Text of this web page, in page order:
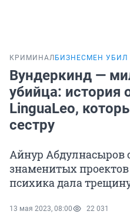
КРИМИНАЛ БИЗНЕСМЕН УБИЛ
Вундеркинд —
убийца: история
LinguaLeo,
сестру
Айнур Абдулнасыров
знаменитых
психика дала
13 мая 2023, 08:00 22 031